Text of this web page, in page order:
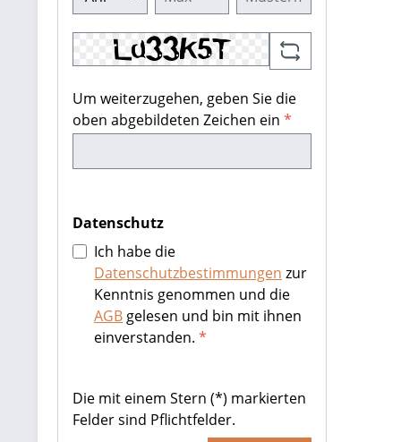
Um weiterzugehen, geben Sie die
oben abgebildeten Zeichen ein *
Datenschutz
Ich habe die
Datenschutzbestimmungen zur
Kenntnis genommen und die
AGB gelesen und bin mit ihnen
einverstanden. *
Die mit einem Stern (*) markierten
Felder sind Pflichtfelder.